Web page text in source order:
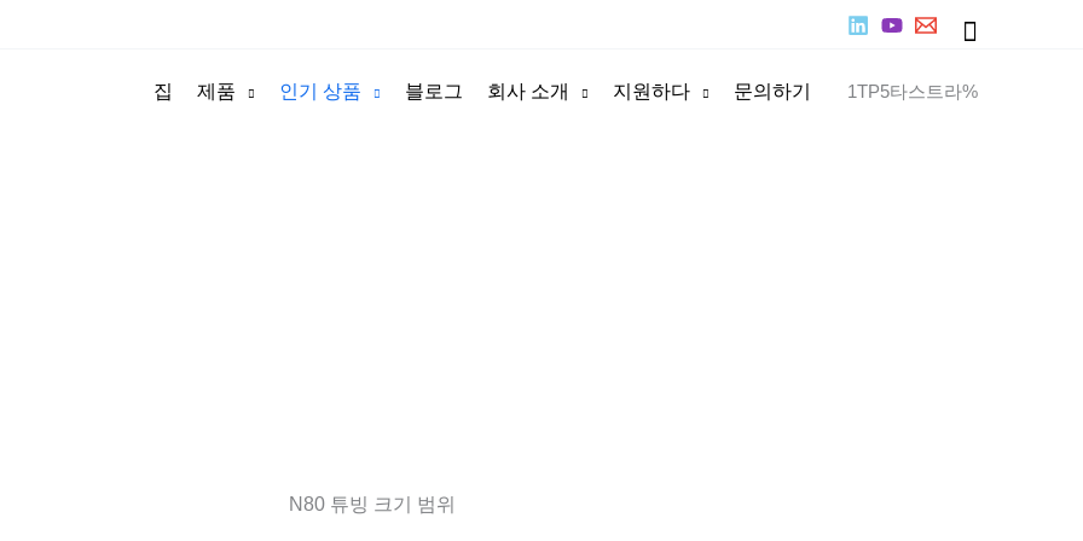
찾
집 제품 인기 상품 블로그 회사 소개 지원하다 문의하기 1TP5타스트라%
N80 튜빙 크기 범위